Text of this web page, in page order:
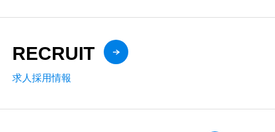
RECRUIT
求人採用情報